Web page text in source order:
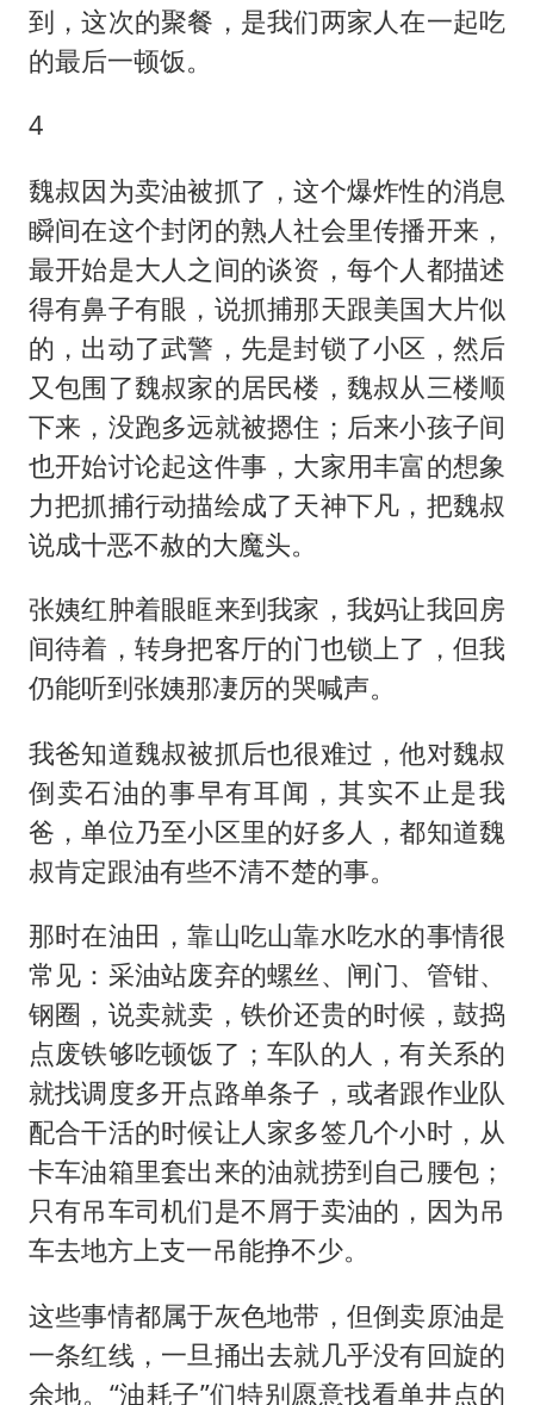
到，这次的聚餐，是我们两家人在一起吃
的最后一顿饭。
4
魏叔因为卖油被抓了，这个爆炸性的消息
瞬间在这个封闭的熟人社会里传播开来，
最开始是大人之间的谈资，每个人都描述
得有鼻子有眼，说抓捕那天跟美国大片似
的，出动了武警，先是封锁了小区，然后
又包围了魏叔家的居民楼，魏叔从三楼顺
下来，没跑多远就被摁住；后来小孩子间
也开始讨论起这件事，大家用丰富的想象
力把抓捕行动描绘成了天神下凡，把魏叔
说成十恶不赦的大魔头。
张姨红肿着眼眶来到我家，我妈让我回房
间待着，转身把客厅的门也锁上了，但我
仍能听到张姨那凄厉的哭喊声。
我爸知道魏叔被抓后也很难过，他对魏叔
倒卖石油的事早有耳闻，其实不止是我
爸，单位乃至小区里的好多人，都知道魏
叔肯定跟油有些不清不楚的事。
那时在油田，靠山吃山靠水吃水的事情很
常见：采油站废弃的螺丝、闸门、管钳、
钢圈，说卖就卖，铁价还贵的时候，鼓捣
点废铁够吃顿饭了；车队的人，有关系的
就找调度多开点路单条子，或者跟作业队
配合干活的时候让人家多签几个小时，从
卡车油箱里套出来的油就捞到自己腰包；
只有吊车司机们是不屑于卖油的，因为吊
车去地方上支一吊能挣不少。
这些事情都属于灰色地带，但倒卖原油是
一条红线，一旦捅出去就几乎没有回旋的
余地。“油耗子”们特别愿意找看单井点的